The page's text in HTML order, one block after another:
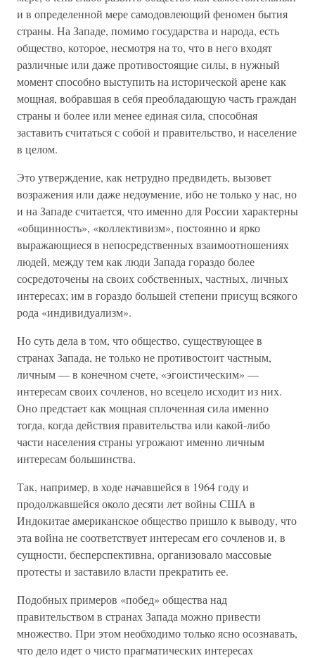
и в определенной мере самодовлеющий феномен бытия
страны. На Западе, помимо государства и народа, есть
общество, которое, несмотря на то, что в него входят
различные или даже противостоящие силы, в нужный
момент способно выступить на исторической арене как
мощная, вобравшая в себя преобладающую часть граждан
страны и более или менее единая сила, способная
заставить считаться с собой и правительство, и население
в целом.
Это утверждение, как нетрудно предвидеть, вызовет
возражения или даже недоумение, ибо не только у нас, но
и на Западе считается, что именно для России характерны
«общинность», «коллективизм», постоянно и ярко
выражающиеся в непосредственных взаимоотношениях
людей, между тем как люди Запада гораздо более
сосредоточены на своих собственных, частных, личных
интересах; им в гораздо большей степени присущ всякого
рода «индивидуализм».
Но суть дела в том, что общество, существующее в
странах Запада, не только не противостоит частным,
личным — в конечном счете, «эгоистическим» —
интересам своих сочленов, но всецело исходит из них.
Оно предстает как мощная сплоченная сила именно
тогда, когда действия правительства или какой-либо
части населения страны угрожают именно личным
интересам большинства.
Так, например, в ходе начавшейся в 1964 году и
продолжавшейся около десяти лет войны США в
Индокитае американское общество пришло к выводу, что
эта война не соответствует интересам его сочленов и, в
сущности, бесперспективна, организовало массовые
протесты и заставило власти прекратить ее.
Подобных примеров «побед» общества над
правительством в странах Запада можно привести
множество. При этом необходимо только ясно осознавать,
что дело идет о чисто прагматических интересах